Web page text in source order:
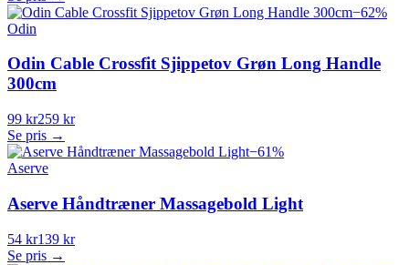
−62%
Odin
Odin Cable Crossfit Sjippetov Grøn Long Handle
300cm
99 kr259 kr
Se pris →
−61%
Aserve
Aserve Håndtræner Massagebold Light
54 kr139 kr
Se pris →